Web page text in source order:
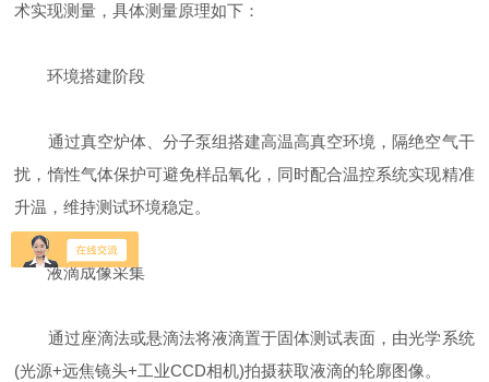
术‌实现测量，具体测量原理如下：
‌环境搭建阶段‌
通过真空炉体、分子泵组搭建高温高真空环境，隔绝空气干
扰，惰性气体保护可避免样品氧化，同时配合温控系统实现精准
升温，维持测试环境稳定。
‌液滴成像采集‌
通过座滴法或悬滴法将液滴置于固体测试表面，由光学系统
(光源+远焦镜头+工业CCD相机)拍摄获取液滴的轮廓图像。